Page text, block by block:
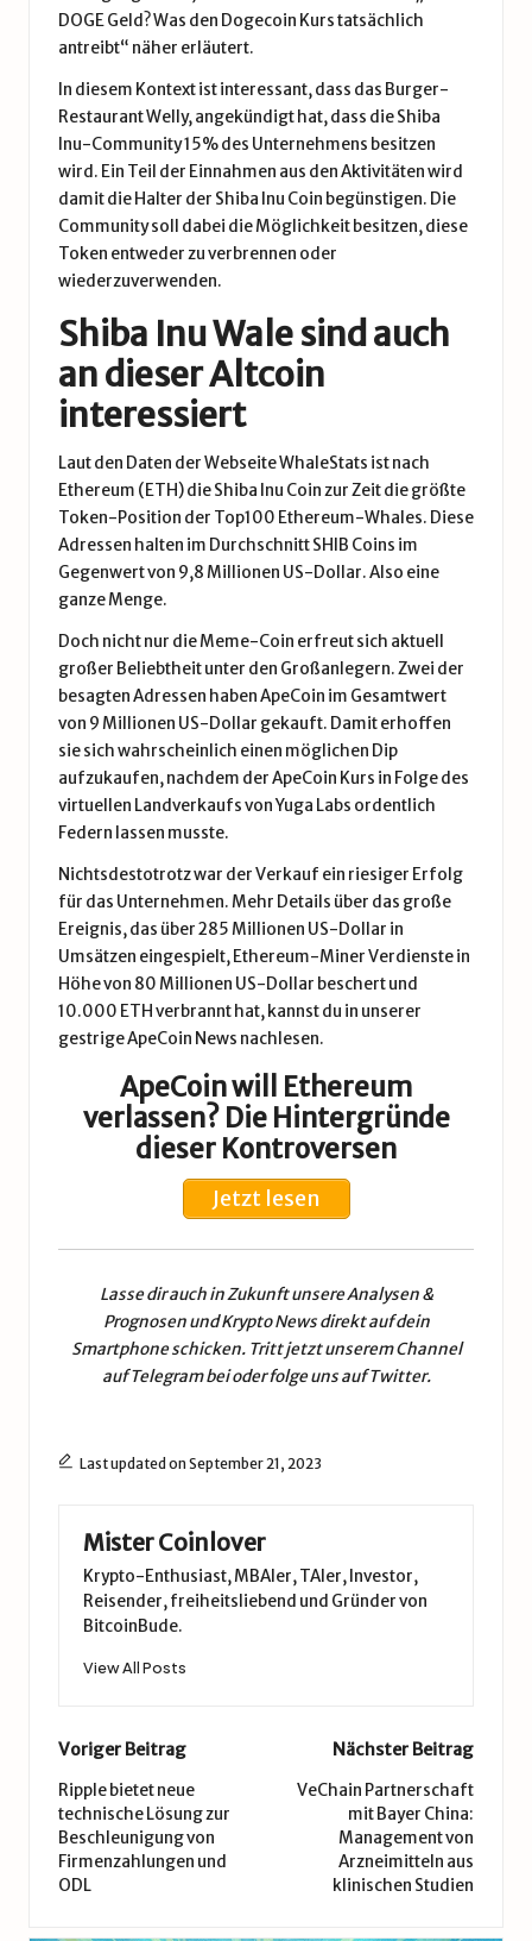
DOGE Geld? Was den Dogecoin Kurs tatsächlich
antreibt“ näher erläutert.
In diesem Kontext ist interessant, dass das Burger-
Restaurant Welly, angekündigt hat, dass die Shiba
Inu-Community 15% des Unternehmens besitzen
wird. Ein Teil der Einnahmen aus den Aktivitäten wird
damit die Halter der Shiba Inu Coin begünstigen. Die
Community soll dabei die Möglichkeit besitzen, diese
Token entweder zu verbrennen oder
wiederzuverwenden.
Shiba Inu Wale sind auch
an dieser Altcoin
interessiert
Laut den Daten der WebseiteWhaleStats ist nach
Ethereum (ETH) die Shiba Inu Coin zur Zeit die größte
Token-Position der Top100 Ethereum-Whales. Diese
Adressen halten im Durchschnitt SHIB Coins im
Gegenwert von 9,8 Millionen US-Dollar. Also eine
ganze Menge.
Doch nicht nur die Meme-Coin erfreut sich aktuell
großer Beliebtheit unter den Großanlegern. Zwei der
besagten Adressen haben ApeCoin im Gesamtwert
von 9 Millionen US-Dollar gekauft. Damit erhoffen
sie sich wahrscheinlich einen möglichen Dip
aufzukaufen, nachdem der ApeCoin Kurs in Folge des
virtuellen Landverkaufs von Yuga Labs ordentlich
Federn lassen musste.
Nichtsdestotrotz war der Verkauf ein riesiger Erfolg
für das Unternehmen. Mehr Details über das große
Ereignis, das über 285 Millionen US-Dollar in
Umsätzen eingespielt, Ethereum-Miner Verdienste in
Höhe von 80 Millionen US-Dollar beschert und
10.000 ETH verbrannt hat, kannst du in unserer
gestrige ApeCoin News nachlesen.
ApeCoin will Ethereum
verlassen? Die Hintergründe
dieser Kontroversen
Jetzt lesen
Lasse dir auch in Zukunft unsereAnalysen &
PrognosenundKrypto Newsdirekt auf dein
Smartphone schicken. Tritt jetzt unseremChannel
auf Telegrambei oder folge uns aufTwitter.
Last updated on September 21, 2023
Mister Coinlover
Krypto-Enthusiast, MBAler, TAler, Investor,
Reisender, freiheitsliebend und Gründer von
BitcoinBude.
View All Posts
Post
navigation
Voriger Beitrag
Ripple bietet neue
technische Lösung zur
Beschleunigung von
Firmenzahlungen und
ODL
Nächster Beitrag
VeChain Partnerschaft
mit Bayer China:
Management von
Arzneimitteln aus
klinischen Studien